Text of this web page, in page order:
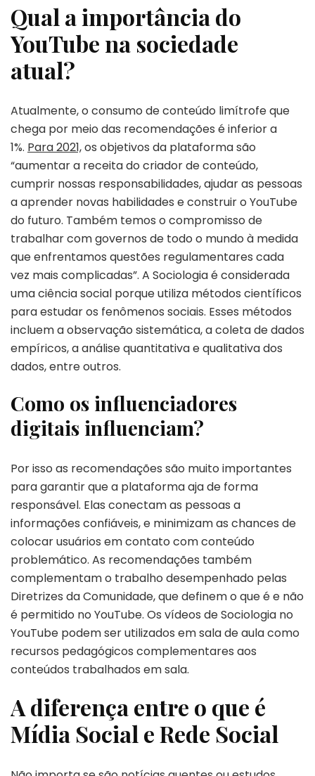
Qual a importância do
YouTube na sociedade
atual?
Atualmente, o consumo de conteúdo limítrofe que
chega por meio das recomendações é inferior a
1%. Para 2021,os objetivos da plataforma são
“aumentar a receita do criador de conteúdo,
cumprir nossas responsabilidades, ajudar as pessoas
a aprender novas habilidades e construir o YouTube
do futuro. Também temos o compromisso de
trabalhar com governos de todo o mundo à medida
que enfrentamos questões regulamentares cada
vez mais complicadas”. A Sociologia é considerada
uma ciência social porque utiliza métodos científicos
para estudar os fenômenos sociais. Esses métodos
incluem a observação sistemática, a coleta de dados
empíricos, a análise quantitativa e qualitativa dos
dados, entre outros.
Como os influenciadores
digitais influenciam?
Por isso as recomendações são muito importantes
para garantir que a plataforma aja de forma
responsável. Elas conectam as pessoas a
informações confiáveis, e minimizam as chances de
colocar usuários em contato com conteúdo
problemático. As recomendações também
complementam o trabalho desempenhado pelas
Diretrizes da Comunidade, que definem o que é e não
é permitido no YouTube. Os vídeos de Sociologia no
YouTube podem ser utilizados em sala de aula como
recursos pedagógicos complementares aos
conteúdos trabalhados em sala.
A diferença entre o que é
Mídia Social e Rede Social